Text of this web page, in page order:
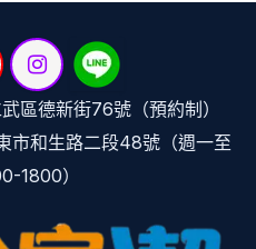
區德新街76號（預約制）
市和生路二段48號（週一至
1800）